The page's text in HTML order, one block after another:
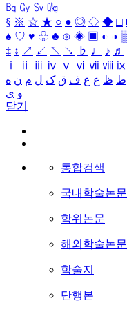
㏃ ㏉ ㏜ ㏆
§ ※ ☆ ★ ○ ● ◎ ◇ ◆ □
♠ ♡ ♥ ♧ ♣ ⊙ ◈ ▣ ◐ ◑
‡ ↕ ↗ ↙ ↖ ↘ ♭ ♩ ♪ ♬
ⅰ
ⅱ ⅲ ⅳ ⅴ ⅵ ⅶ ⅷ ⅸ
ط ظ ع غ ف ق ک ل م ن ه
و ی
닫기
통합검색
국내학술논문
학위논문
해외학술논문
학술지
단행본